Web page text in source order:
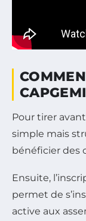
Pour tirer
simple mais
bénéficier des
Ensuite,
permet de
active aux